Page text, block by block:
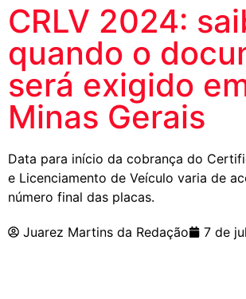
CRLV 2024:
quando o
será exigido
Minas Gerais
Data para início da cobrança do
e Licenciamento de Veículo varia de
número final das placas.
Juarez Martins da Redação 7 de